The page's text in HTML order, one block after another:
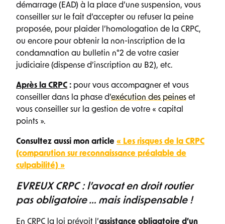
démarrage (EAD) à la place d’une suspension, vous
conseiller sur le fait d’accepter ou refuser la peine
proposée, pour plaider l’homologation de la CRPC,
ou encore pour obtenir la non-inscription de la
condamnation au bulletin n°2 de votre casier
judiciaire (dispense d’inscription au B2), etc.
Après la CRPC : pour vous accompagner et vous
conseiller dans la phase d’exécution des peines et
vous conseiller sur la gestion de votre « capital
points ».
Consultez aussi mon article « Les risques de la CRPC
(comparution sur reconnaissance préalable de
culpabilité) »
EVREUX CRPC : l’avocat en droit routier
pas obligatoire … mais indispensable !
En CRPC la loi prévoit l’assistance obligatoire d’un